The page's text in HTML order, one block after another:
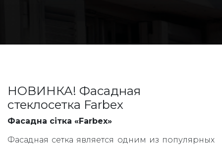
НОВИНКА! Фасадная
стеклосетка Farbex
Фасадна сітка «Farbex»
Фасадная сетка является одним из популярных